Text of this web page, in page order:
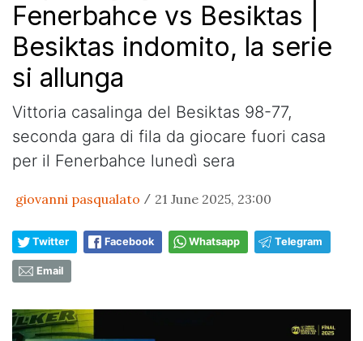
Fenerbahce vs Besiktas |
Besiktas indomito, la serie
si allunga
Vittoria casalinga del Besiktas 98-77,
seconda gara di fila da giocare fuori casa
per il Fenerbahce lunedì sera
giovanni pasqualato / 21 June 2025, 23:00
Twitter Facebook Whatsapp Telegram
Email